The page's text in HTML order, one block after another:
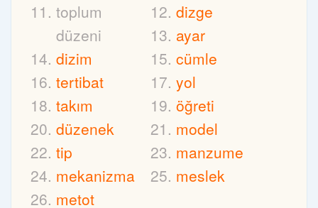
toplum
düzeni
dizge
ayar
dizim
cümle
tertibat
yol
takım
öğreti
düzenek
model
tip
manzume
mekanizma
meslek
metot